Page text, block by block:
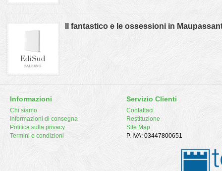
Il fantastico e le ossessioni in
Informazioni
Chi siamo
Informazioni di consegna
Politica sulla privacy
Termini e condizioni
Servizio Clienti
Contattaci
Restituzione
Site Map
P. IVA: 03447800651